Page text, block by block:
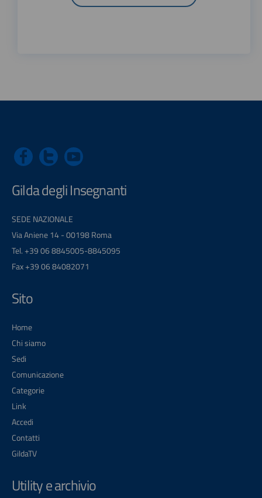
Gilda degli Insegnanti
SEDE NAZIONALE
Via Aniene 14 - 00198 Roma
Tel. +39 06 8845005-8845095
Fax +39 06 84082071
Sito
Home
Chi siamo
Sedi
Comunicazione
Categorie
Link
Accedi
Contatti
GildaTV
Utility e archivio